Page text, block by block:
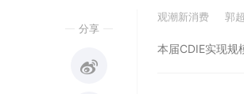
分享
观潮新消费 郭超
本届CDIE实现规